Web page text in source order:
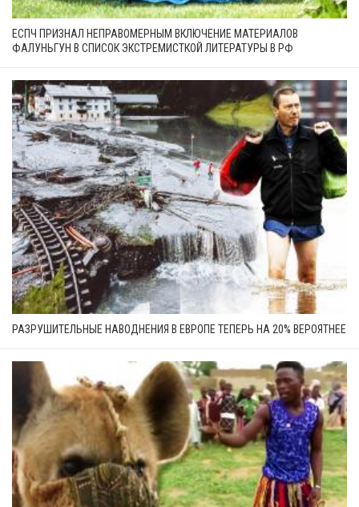
ЕСПЧ ПРИЗНАЛ НЕПРАВОМЕРНЫМ ВКЛЮЧЕНИЕ МАТЕРИАЛОВ
ФАЛУНЬГУН В СПИСОК ЭКСТРЕМИСТКОЙ ЛИТЕРАТУРЫ В РФ
РАЗРУШИТЕЛЬНЫЕ НАВОДНЕНИЯ В ЕВРОПЕ ТЕПЕРЬ НА 20% ВЕРОЯТНЕЕ